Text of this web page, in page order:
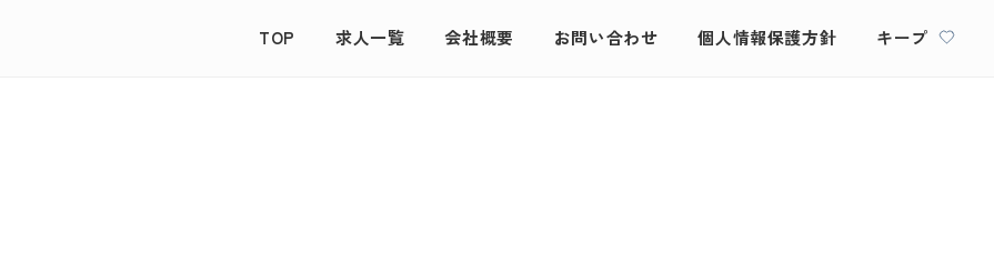
TOP 求人一覧 会社概要 お問い合わせ 個人情報保護方針 キープ